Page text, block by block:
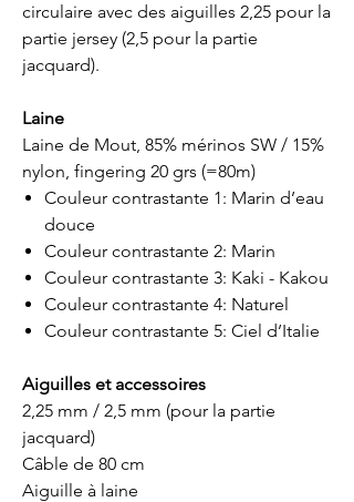
circulaire avec des aiguilles 2,25 pour la
partie jersey (2,5 pour la partie
jacquard).
Laine
Laine de Mout, 85% mérinos SW / 15%
nylon, fingering 20 grs (=80m)
Couleur contrastante 1: Marin d’eau
douce
Couleur contrastante 2: Marin
Couleur contrastante 3: Kaki - Kakou
Couleur contrastante 4: Naturel
Couleur contrastante 5: Ciel d’Italie
Aiguilles et accessoires
2,25 mm / 2,5 mm (pour la partie
jacquard)
Câble de 80 cm
Aiguille à laine